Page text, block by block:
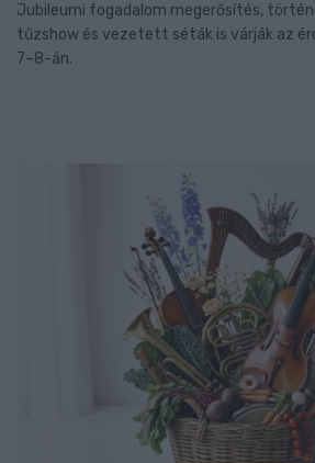
Jubileumi fogadalom megerősítés,
tűzshow és vezetett séták is várják az
7–8-án.